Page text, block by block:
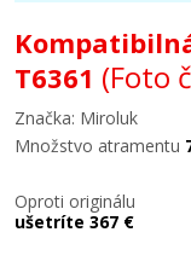
T6361 (Foto
Značka: Miroluk
Množstvo atramentu
Oproti originálu
ušetríte 367 €